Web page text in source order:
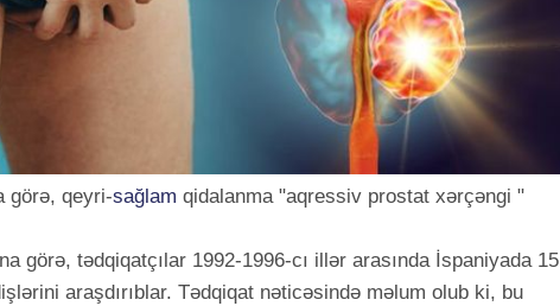
görə, qeyri-sağlam qidalanma "aqressiv prostat xərçəngi "
görə, tədqiqatçılar 1992-1996-cı illər arasında İspaniyada 15
araşdırıblar. Tədqiqat nəticəsində məlum olub ki, bu